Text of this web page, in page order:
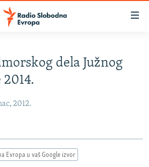
dela Južnog
2012.
Evropa u vaš Google izvor